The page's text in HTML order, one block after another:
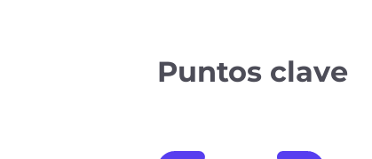
Puntos clave